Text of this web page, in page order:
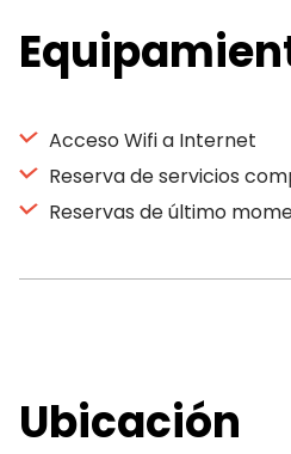
Acceso Wifi a Internet
Reserva de servicios
Reservas de último
Ubicación